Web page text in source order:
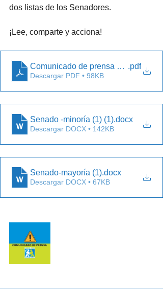
dos listas de los Senadores.
¡Lee, comparte y acciona!
Comunicado de prensa agosto 2020
.pdf
Descargar PDF • 98KB
Senado -minoría (1) (1).docx
Descargar DOCX • 142KB
Senado-mayoría (1).docx
Descargar DOCX • 67KB